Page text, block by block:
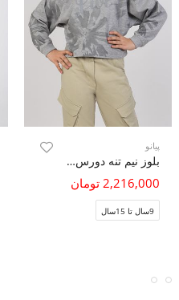
پیانو
بلوز نیم تنه دورس لایکرا (ست با کد 10501)
2,216,000 تومان
9سال تا 15سال